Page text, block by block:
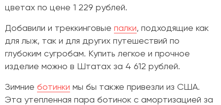
цветах по цене 1 229 рублей.
Добавили и треккинговые палки, подходящие как
для лыж, так и для других путешествий по
глубоким сугробам. Купить легкое и прочное
изделие можно в Штатах за 4 612 рублей.
Зимние ботинки мы бы также привезли из США.
Эта утепленная пара ботинок с амортизацией за